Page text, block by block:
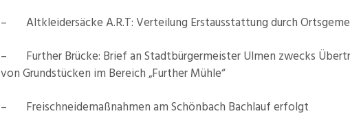
– Altkleidersäcke A.R.T: Verteilung Erstausstattung durch
– Further Brücke: Brief an Stadtbürgermeister Ulmen zwecks
von Grundstücken im Bereich „Further Mühle“
– Freischneidemaßnahmen am Schönbach Bachlauf erfolgt